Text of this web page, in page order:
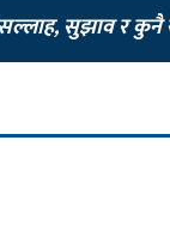
सल्लाह, सुझाव र